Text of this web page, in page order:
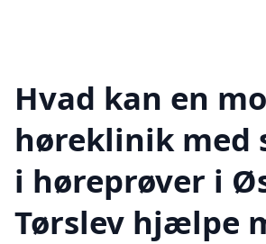
Hvad kan en
høreklinik med
i høreprøver i
Tørslev hjælpe